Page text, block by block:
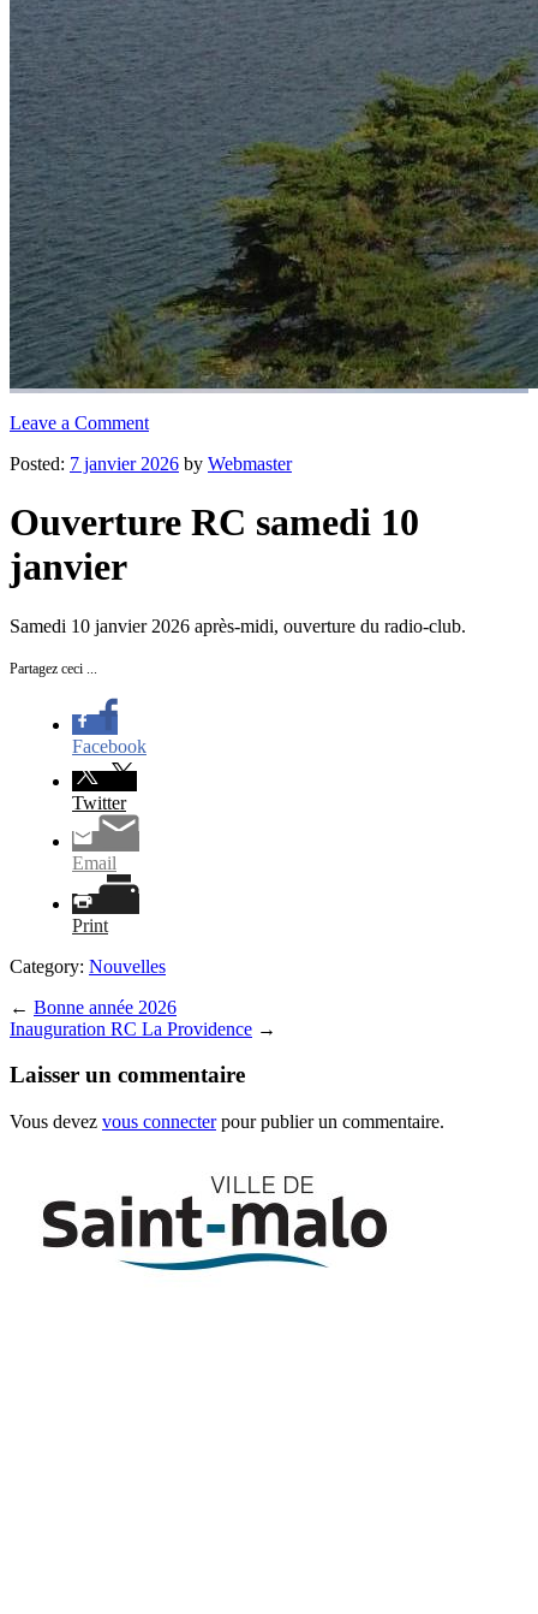
Leave a Comment
Posted: 7 janvier 2026 by Webmaster
Ouverture RC samedi 10
janvier
Samedi 10 janvier 2026 après-midi, ouverture du radio-club.
Partagez ceci ...
Facebook
Twitter
Email
Print
Category: Nouvelles
← Bonne année 2026
Inauguration RC La Providence →
Laisser un commentaire
Vous devez vous connecterpour publier un commentaire.